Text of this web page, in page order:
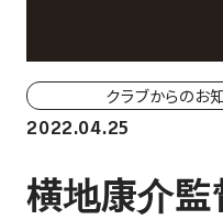
会場（座席・価
チケット購入方法
各座席について
クラブからのお
2022.04.25
横地康介監